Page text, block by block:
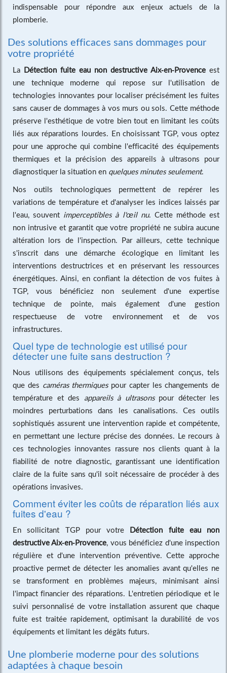
indispensable pour répondre aux enjeux actuels de la
plomberie.
Des solutions efficaces sans dommages pour
votre propriété
La Détection fuite eau non destructive Aix-en-Provence est
une technique moderne qui repose sur l'utilisation de
technologies innovantes pour localiser précisément les fuites
sans causer de dommages à vos murs ou sols. Cette méthode
préserve l'esthétique de votre bien tout en limitant les coûts
liés aux réparations lourdes. En choisissant TGP, vous optez
pour une approche qui combine l'efficacité des équipements
thermiques et la précision des appareils à ultrasons pour
diagnostiquer la situation en quelques minutes seulement.
Nos outils technologiques permettent de repérer les
variations de température et d'analyser les indices laissés par
l'eau, souvent imperceptibles à l'œil nu. Cette méthode est
non intrusive et garantit que votre propriété ne subira aucune
altération lors de l'inspection. Par ailleurs, cette technique
s'inscrit dans une démarche écologique en limitant les
interventions destructrices et en préservant les ressources
énergétiques. Ainsi, en confiant la détection de vos fuites à
TGP, vous bénéficiez non seulement d'une expertise
technique de pointe, mais également d'une gestion
respectueuse de votre environnement et de vos
infrastructures.
Quel type de technologie est utilisé pour
détecter une fuite sans destruction ?
Nous utilisons des équipements spécialement conçus, tels
que des caméras thermiquespour capter les changements de
température et des appareils à ultrasonspour détecter les
moindres perturbations dans les canalisations. Ces outils
sophistiqués assurent une intervention rapide et compétente,
en permettant une lecture précise des données. Le recours à
ces technologies innovantes rassure nos clients quant à la
fiabilité de notre diagnostic, garantissant une identification
claire de la fuite sans qu'il soit nécessaire de procéder à des
opérations invasives.
Comment éviter les coûts de réparation liés aux
fuites d'eau ?
En sollicitant TGP pour votre Détection fuite eau non
destructive Aix-en-Provence, vous bénéficiez d'une inspection
régulière et d'une intervention préventive. Cette approche
proactive permet de détecter les anomalies avant qu'elles ne
se transforment en problèmes majeurs, minimisant ainsi
l'impact financier des réparations. L'entretien périodique et le
suivi personnalisé de votre installation assurent que chaque
fuite est traitée rapidement, optimisant la durabilité de vos
équipements et limitant les dégâts futurs.
Une plomberie moderne pour des solutions
adaptées à chaque besoin